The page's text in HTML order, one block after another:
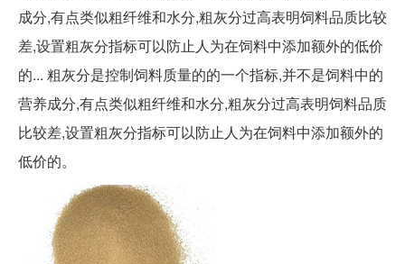
成分,有点类似粗纤维和水分,粗灰分过高表明饲料品质比较
差,设置粗灰分指标可以防止人为在饲料中添加额外的低价
的... 粗灰分是控制饲料质量的的一个指标,并不是饲料中的
营养成分,有点类似粗纤维和水分,粗灰分过高表明饲料品质
比较差,设置粗灰分指标可以防止人为在饲料中添加额外的
低价的。